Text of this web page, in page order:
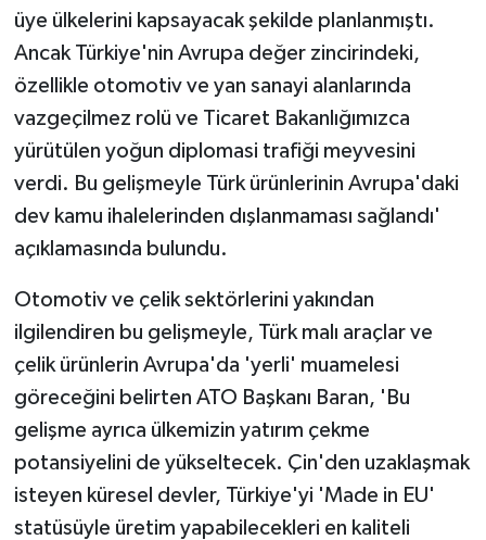
üye ülkelerini kapsayacak şekilde planlanmıştı.
Ancak Türkiye'nin Avrupa değer zincirindeki,
özellikle otomotiv ve yan sanayi alanlarında
vazgeçilmez rolü ve Ticaret Bakanlığımızca
yürütülen yoğun diplomasi trafiği meyvesini
verdi. Bu gelişmeyle Türk ürünlerinin Avrupa'daki
dev kamu ihalelerinden dışlanmaması sağlandı'
açıklamasında bulundu.
Otomotiv ve çelik sektörlerini yakından
ilgilendiren bu gelişmeyle, Türk malı araçlar ve
çelik ürünlerin Avrupa'da 'yerli' muamelesi
göreceğini belirten ATO Başkanı Baran, 'Bu
gelişme ayrıca ülkemizin yatırım çekme
potansiyelini de yükseltecek. Çin'den uzaklaşmak
isteyen küresel devler, Türkiye'yi 'Made in EU'
statüsüyle üretim yapabilecekleri en kaliteli